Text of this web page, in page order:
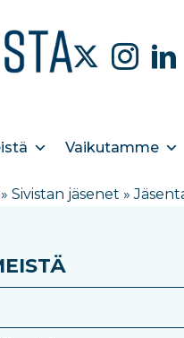
Vaikutamme
» Sivistan jäsenet »